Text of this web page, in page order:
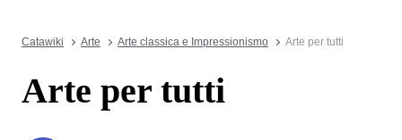
Catawiki Arte Arte classica e Impressionismo Arte per tutti
Arte per tutti